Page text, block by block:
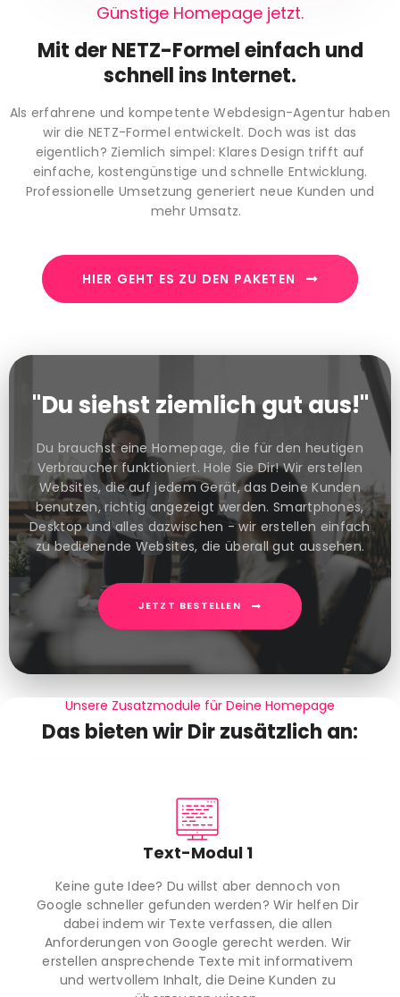
Günstige Homepage jetzt.
Mit der NETZ-Formel einfach und
schnell ins Internet.
Als erfahrene und kompetente Webdesign-Agentur haben
wir die NETZ-Formel entwickelt. Doch was ist das
eigentlich? Ziemlich simpel: Klares Design trifft auf
einfache, kostengünstige und schnelle Entwicklung.
Professionelle Umsetzung generiert neue Kunden und
mehr Umsatz.
HIER GEHT ES ZU DEN PAKETEN
"Du siehst ziemlich gut aus!"
Du brauchst eine Homepage, die für den heutigen
Verbraucher funktioniert. Hole Sie Dir! Wir erstellen
Websites, die auf jedem Gerät, das Deine Kunden
benutzen, richtig angezeigt werden. Smartphones,
Desktop und alles dazwischen - wir erstellen einfach
zu bedienende Websites, die überall gut aussehen.
JETZT BESTELLEN
Unsere Zusatzmodule für Deine Homepage
Das bieten wir Dir zusätzlich an:
Text-Modul 1
Keine gute Idee? Du willst aber dennoch von
Google schneller gefunden werden? Wir helfen Dir
dabei indem wir Texte verfassen, die allen
Anforderungen von Google gerecht werden. Wir
erstellen ansprechende Texte mit informativem
und wertvollem Inhalt, die Deine Kunden zu